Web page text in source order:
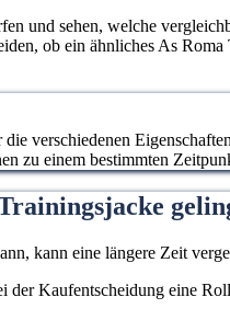
und sehen, welche
ob ein ähnliches As
verschiedenen
zu einem bestimmten
kann eine längere Zeit
Kaufentscheidung eine